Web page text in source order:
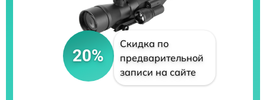
20%
Скидка по
предварительной
записи на сайте